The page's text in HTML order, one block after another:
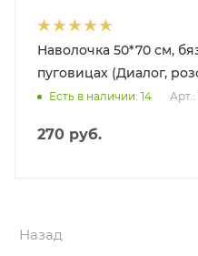
Наволочка 50*70 см,
пуговицах (Диалог,
Есть в наличии: 14 Арт.:
270 руб.
Назад